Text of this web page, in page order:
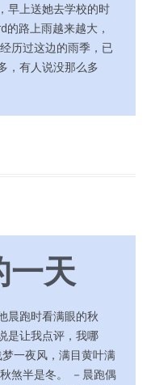
早上送她去学校的时
路上雨越来越大，
历过这边的雨季，已
，有人说没那么多
一天
晨跑时看满眼的秋
是让我点评，我哪
一夜风，满目黄叶满
煞半是冬。 －晨跑偶